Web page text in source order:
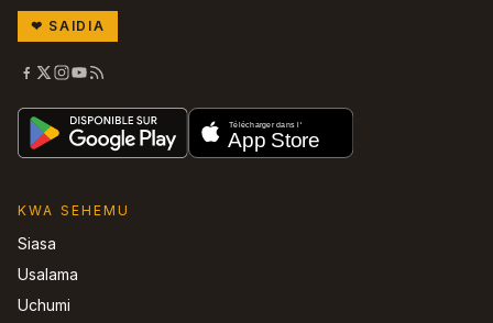
❤ SAIDIA
KWA SEHEMU
Siasa
Usalama
Uchumi